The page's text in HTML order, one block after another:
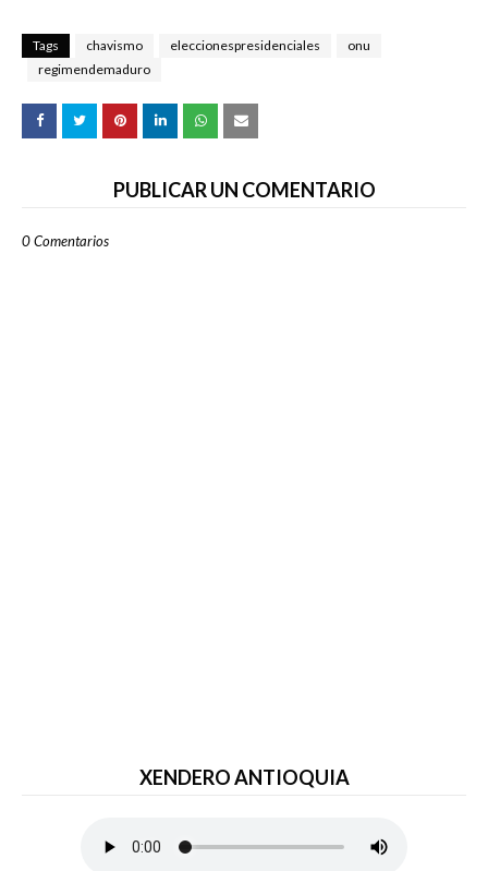
Tags chavismo eleccionespresidenciales
onu
regimendemaduro
PUBLICAR UN COMENTARIO
0 Comentarios
XENDERO ANTIOQUIA